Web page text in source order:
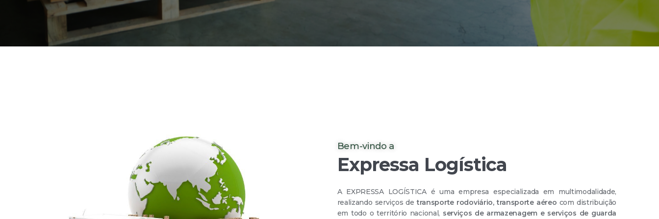
Bem-vindo a
Expressa Logística
A EXPRESSA LOGÍSTICA é uma empresa especializada em multimodalidade,
realizando serviços detransporte rodoviário, transporte aéreo com distribuição
em todo o território nacional, serviços de armazenagem e serviços de guarda